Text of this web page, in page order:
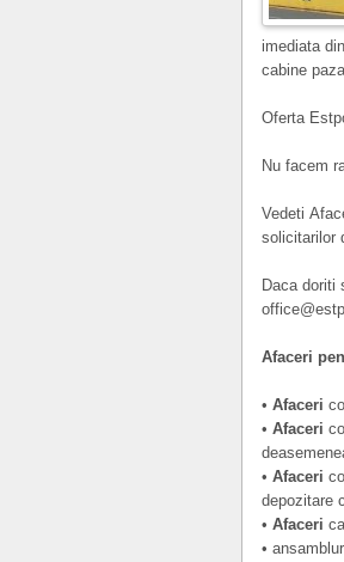
imediata
cabine
Oferta
Nu facem
Vedeti
solicitarilor
Daca doriti
Afaceri
• Afaceri
• Afaceri
• Afaceri
depozitare
• Afaceri
•